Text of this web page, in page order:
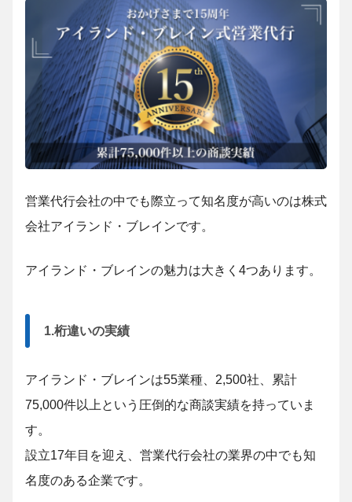
営業代行会社の中でも際立って知名度が高いのは株式
会社アイランド・ブレインです。
アイランド・ブレインの魅力は大きく4つあります。
1.桁違いの実績
アイランド・ブレインは55業種、2,500社、累計
75,000件以上という圧倒的な商談実績を持っていま
す。
設立17年目を迎え、営業代行会社の業界の中でも知
名度のある企業です。